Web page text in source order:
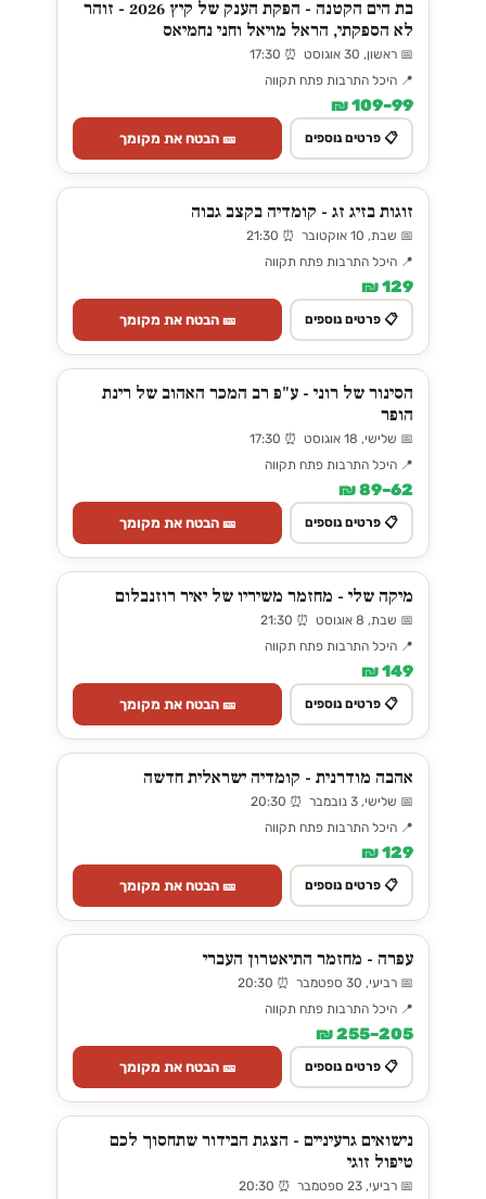
בת הים הקטנה - הפקת הענק של קיץ 2026 - זוהר
לא הספקתי, הראל מויאל וחני נחמיאס
📅 ראשון, 30 אוגוסט ⏰ 17:30
📍 היכל התרבות פתח תקווה
99–109 ₪
📋 פרטים נוספים 🎫 הבטח את מקומך
זוגות בזיג זג - קומדיה בקצב גבוה
📅 שבת, 10 אוקטובר ⏰ 21:30
📍 היכל התרבות פתח תקווה
129 ₪
📋 פרטים נוספים 🎫 הבטח את מקומך
הסינור של רוני - ע"פ רב המכר האהוב של רינת
הופר
📅 שלישי, 18 אוגוסט ⏰ 17:30
📍 היכל התרבות פתח תקווה
62–89 ₪
📋 פרטים נוספים 🎫 הבטח את מקומך
מיקה שלי - מחזמר משיריו של יאיר רוזנבלום
📅 שבת, 8 אוגוסט ⏰ 21:30
📍 היכל התרבות פתח תקווה
149 ₪
📋 פרטים נוספים 🎫 הבטח את מקומך
אהבה מודרנית - קומדיה ישראלית חדשה
📅 שלישי, 3 נובמבר ⏰ 20:30
📍 היכל התרבות פתח תקווה
129 ₪
📋 פרטים נוספים 🎫 הבטח את מקומך
עפרה - מחזמר התיאטרון העברי
📅 רביעי, 30 ספטמבר ⏰ 20:30
📍 היכל התרבות פתח תקווה
205–255 ₪
📋 פרטים נוספים 🎫 הבטח את מקומך
נישואים גרעיניים - הצגת הבידור שתחסוך לכם
טיפול זוגי
📅 רביעי, 23 ספטמבר ⏰ 20:30